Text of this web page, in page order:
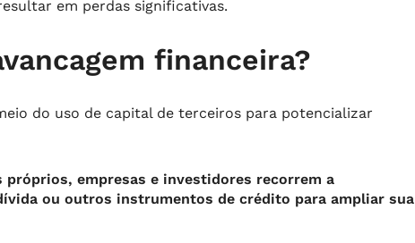
em perdas significativas.
financeira?
do uso de capital de terceiros para potencializar
próprios, empresas e investidores recorrem a
ou outros instrumentos de crédito para ampliar sua